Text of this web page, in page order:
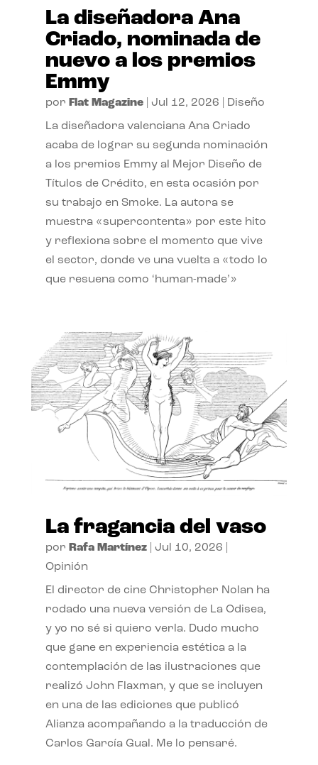
La diseñadora Ana
Criado, nominada de
nuevo a los premios
Emmy
por Flat Magazine| Jul 12, 2026 Diseño
La diseñadora valenciana Ana Criado
acaba de lograr su segunda nominación
a los premios Emmy al Mejor Diseño de
Títulos de Crédito, en esta ocasión por
su trabajo en Smoke. La autora se
muestra «supercontenta» por este hito
y reflexiona sobre el momento que vive
el sector, donde ve una vuelta a «todo lo
que resuena como ‘human-made’»
La fragancia del vaso
por Rafa Martínez| Jul 10, 2026
Opinión
El director de cine Christopher Nolan ha
rodado una nueva versión de La Odisea,
y yo no sé si quiero verla. Dudo mucho
que gane en experiencia estética a la
contemplación de las ilustraciones que
realizó John Flaxman, y que se incluyen
en una de las ediciones que publicó
Alianza acompañando a la traducción de
Carlos García Gual. Me lo pensaré.